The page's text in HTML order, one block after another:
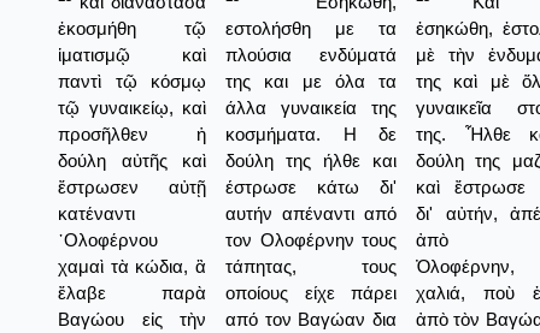
ἐκοσμήθη τῷ
ἱματισμῷ καὶ
παντὶ τῷ κόσμῳ
τῷ γυναικείῳ, καὶ
προσῆλθεν ἡ
δούλη αὐτῆς καὶ
ἔστρωσεν αὐτῇ
κατέναντι
᾿Ολοφέρνου
χαμαὶ τὰ κώδια, ἃ
ἔλαβε παρὰ
Βαγώου εἰς τὴν
εστολήσθη με τα
πλούσια ενδύματά
της και με όλα τα
άλλα γυναικεία της
κοσμήματα. Η δε
δούλη της ήλθε και
έστρωσε κάτω δι'
αυτήν απέναντι από
τον Ολοφέρνην τους
τάπητας, τους
οποίους είχε πάρει
από τον Βαγώαν δια
ἐσηκώθη,
μὲ τὴν
της καὶ μὲ
γυναικεῖα
της. Ἦλθε
δούλη της
καὶ ἔστρωσε
δι' αὐτήν,
ἀπὸ
χαλιά, ποὺ
ἀπὸ τὸν